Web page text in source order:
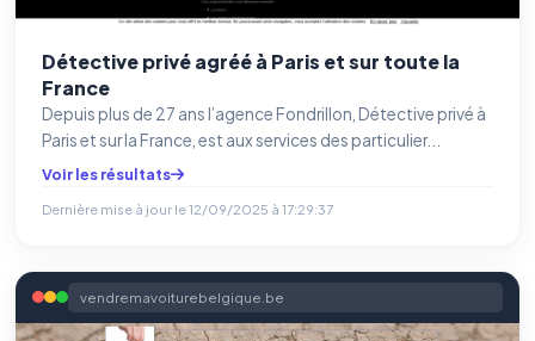
Détective privé agréé à Paris et sur toute la
France
Depuis plus de 27 ans l’agence Fondrillon, Détective privé à
Paris et sur la France, est aux services des particulier...
Voir les résultats
Dernière mise à jour le12/09/2025 à 17:29:37
vendremavoiturebelgique.be